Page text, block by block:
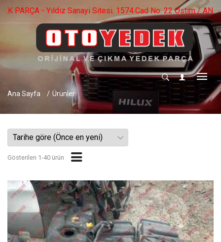
-0 553 536 73 09 - 0 552 282 56 40
Ana Sayfa Ürünler
Gösterilen 1-40 ürün